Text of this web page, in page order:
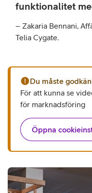
funktionalitet
– Zakaria Bennani,
Telia Cygate.
Du måste
För att kunna se
för marknadsföring
Öppna